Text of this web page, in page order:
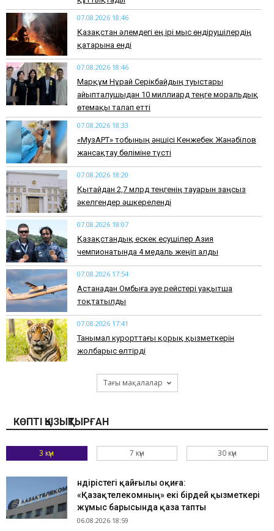
07.08.2026 18:46
Қазақстан әлемдегі ең ірі мыс өндірушілердің
қатарына енді
07.08.2026 18:46
Марқұм Нұрай Серікбайдың туыстары
айыпталушыдан 10 миллиард теңге моральдық
өтемақы талап етті
07.08.2026 18:33
«МузАРТ» тобының әншісі Кенжебек Жанәбілов
жансақтау бөліміне түсті
07.08.2026 18:20
Қытайдан 2,7 млрд теңгенің тауарын заңсыз
әкелгендер әшкереленді
07.08.2026 18:07
Қазақстандық ескек есушілер Азия
чемпионатында 4 медаль жеңіп алды
07.08.2026 17:54
Астанадан Омбыға әуе рейстері уақытша
тоқтатылды
07.08.2026 17:41
​Танымал курорттағы қорық қызметкерін
жолбарыс өлтірді
Тағы мақалалар
КӨПТІ ҚЫЗЫҚТЫРҒАН
3 күн 7 күн 30 күн
Өндірістегі қайғылы оқиға:
«Қазақтелекомның» екі бірдей қызметкері
жұмыс барысында қаза тапты
06.08.2026 18:59